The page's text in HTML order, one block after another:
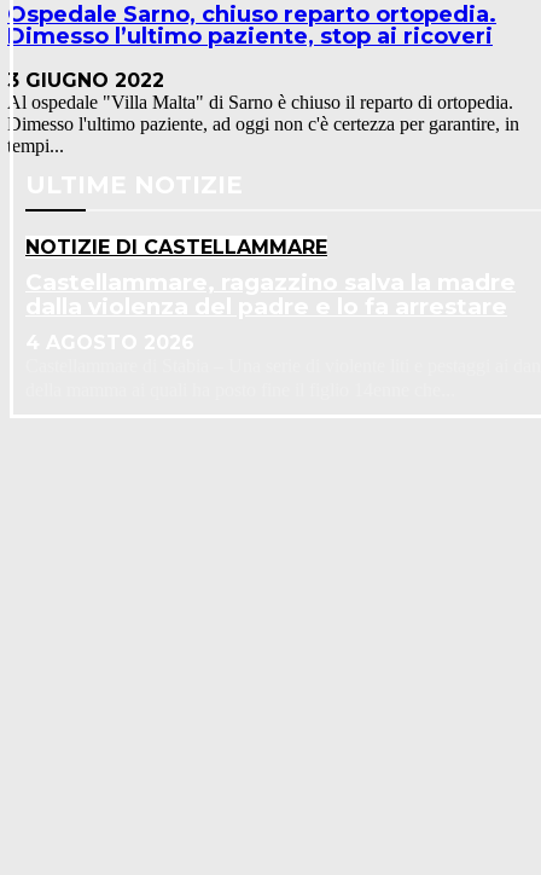
Ospedale Sarno, chiuso reparto ortopedia.
Dimesso l’ultimo paziente, stop ai ricoveri
3 GIUGNO 2022
Al ospedale "Villa Malta" di Sarno è chiuso il reparto di ortopedia.
Dimesso l'ultimo paziente, ad oggi non c'è certezza per garantire, in
tempi...
NOTIZIE DI CASTELLAMMARE